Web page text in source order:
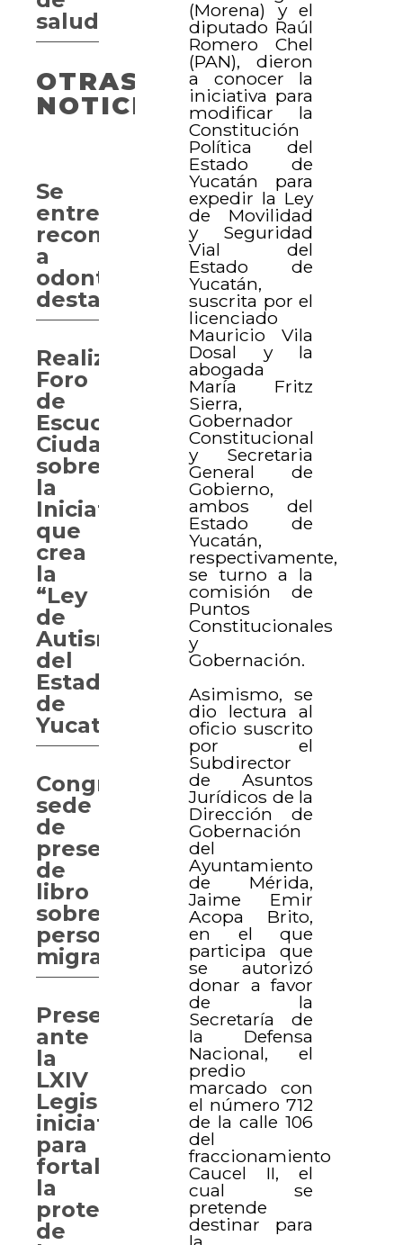
(Morena) y el
diputado Raúl
Romero Chel
(PAN), dieron
a conocer la
iniciativa para
modificar la
Constitución
Política del
Estado de
Yucatán para
expedir la Ley
de Movilidad
y Seguridad
Vial del
Estado de
Yucatán,
suscrita por el
licenciado
Mauricio Vila
Dosal y la
abogada
María Fritz
Sierra,
Gobernador
Constitucional
y Secretaria
General de
Gobierno,
ambos del
Estado de
Yucatán,
respectivamente,
se turno a la
comisión de
Puntos
Constitucionales
y
Gobernación.
Asimismo, se
dio lectura al
oficio suscrito
por el
Subdirector
de Asuntos
Jurídicos de la
Dirección de
Gobernación
del
Ayuntamiento
de Mérida,
Jaime Emir
Acopa Brito,
en el que
participa que
se autorizó
donar a favor
de la
Secretaría de
la Defensa
Nacional, el
predio
marcado con
el número 712
de la calle 106
del
fraccionamiento
Caucel II, el
cual se
pretende
destinar para
salud
OTRAS
NOTICIAS
Se
entregan
reconocimientos
a
odontólogos
destacados
Realizan
Foro
de
Escucha
Ciudadana
sobre
la
Iniciativa
que
crea
la
“Ley
de
Autismo
del
Estado
de
Yucatán”
Congreso
sede
de
presentación
de
libro
sobre
personas
migrantes
Presentan
ante
la
LXIV
Legislatura
iniciativa
para
fortalecer
la
protección
de